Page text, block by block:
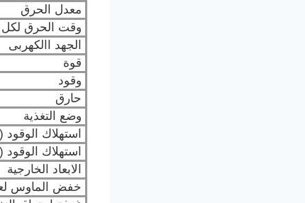
معدل الحرق
وقت الحرق لكل
الجهد االكهربى
قوة
وقود
حارق
وضع التغذية
استهلاك الوقود
استهلاك الوقود
الابعاد الخارجية
خفض الماوس